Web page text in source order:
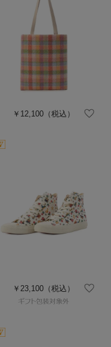
￥12,100 （税込）
￥23,100 （税込）